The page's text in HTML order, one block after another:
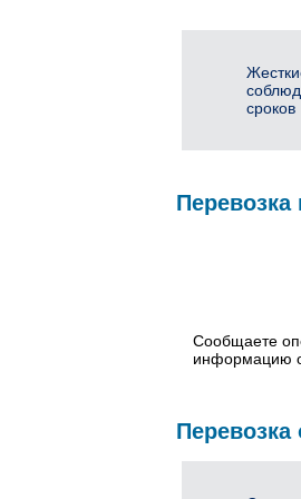
сроков
Перевозка
Сообщаете
информацию
Перевозка